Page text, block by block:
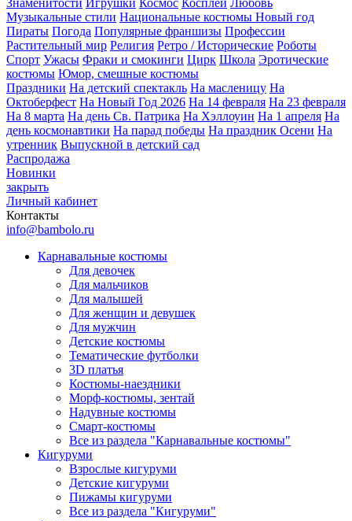
Знаменитости Игрушки Космос Косплей Любовь
Музыкальные стили Национальные костюмы Новый год
Пираты Погода Популярные франшизы Профессии
Растительный мир Религия Ретро / Исторические Роботы
Спорт Ужасы Фраки и смокинги Цирк Школа Эротические
костюмы Юмор, смешные костюмы
Праздники На детский спектакль На масленицу На
Октоберфест На Новый Год 2026 На 14 февраля На 23 февраля
На 8 марта На день Св. Патрика На Хэллоуин На 1 апреля На
день космонавтики На парад победы На праздник Осени На
утренник Выпускной в детский сад
Распродажа
Новинки
закрыть
Личный кабинет
Контакты
info@bambolo.ru
Карнавальные костюмы
Для девочек
Для мальчиков
Для малышей
Для женщин и девушек
Для мужчин
Детские костюмы
Тематические футболки
3D платья
Костюмы-наездники
Морф-костюмы, зентай
Надувные костюмы
Смарт-костюмы
Все из раздела "Карнавальные костюмы"
Кигуруми
Взрослые кигуруми
Детские кигуруми
Пижамы кигуруми
Все из раздела "Кигуруми"